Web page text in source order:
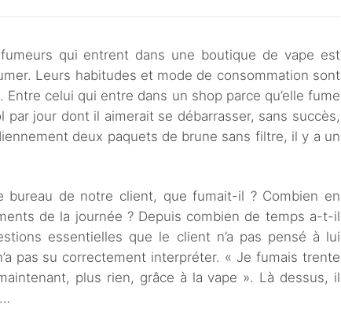
qui entrent dans une boutique de vape est
Leurs habitudes et mode de consommation sont
celui qui entre dans un shop parce qu’elle fume
jour dont il aimerait se débarrasser, sans succès,
deux paquets de brune sans filtre, il y a un
bureau de notre client, que fumait-il ? Combien en
de la journée ? Depuis combien de temps a-t-il
essentielles que le client n’a pas pensé à lui
pas su correctement interpréter. « Je fumais trente
plus rien, grâce à la vape ». Là dessus, il